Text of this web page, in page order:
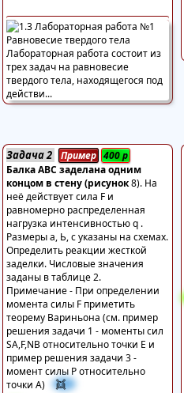
Задача 2 Пример 400р
Балка АВС заделана одним
концом в стену (рисунок8). На
неё действует сила F и
равномерно распределенная
нагрузка интенсивностью q .
Размеры а, Ь, с указаны на схемах.
Определить реакции жесткой
заделки. Числовые значения
заданы в таблице 2.
Примечание - При определении
момента силы F приметить
теорему Вариньона (см. пример
решения задачи 1 - моменты сил
SA,F,NB относительно точки Е и
пример решения задачи 3 -
момент силы Р относительно
точки А)
👯